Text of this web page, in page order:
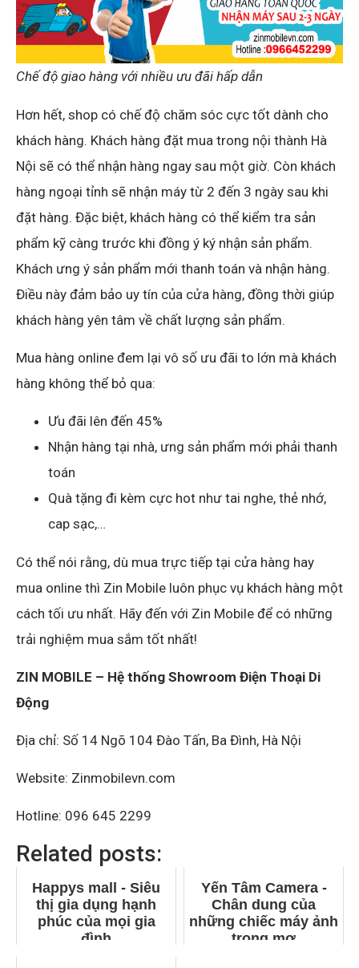
Chế độ giao hàng với nhiều ưu đãi hấp dẫn
Hơn hết, shop có chế độ chăm sóc cực tốt dành cho
khách hàng. Khách hàng đặt mua trong nội thành Hà
Nội sẽ có thể nhận hàng ngay sau một giờ. Còn khách
hàng ngoại tỉnh sẽ nhận máy từ 2 đến 3 ngày sau khi
đặt hàng. Đặc biệt, khách hàng có thể kiểm tra sản
phẩm kỹ càng trước khi đồng ý ký nhận sản phẩm.
Khách ưng ý sản phẩm mới thanh toán và nhận hàng.
Điều này đảm bảo uy tín của cửa hàng, đồng thời giúp
khách hàng yên tâm về chất lượng sản phẩm.
Mua hàng online đem lại vô số ưu đãi to lớn mà khách
hàng không thể bỏ qua:
Ưu đãi lên đến 45%
Nhận hàng tại nhà, ưng sản phẩm mới phải thanh
toán
Quà tặng đi kèm cực hot như tai nghe, thẻ nhớ,
cap sạc,…
Có thể nói rằng, dù mua trực tiếp tại cửa hàng hay
mua online thì Zin Mobile luôn phục vụ khách hàng một
cách tối ưu nhất. Hãy đến với Zin Mobile để có những
trải nghiệm mua sắm tốt nhất!
ZIN MOBILE – Hệ thống Showroom Điện Thoại Di
Động
Địa chỉ: Số 14 Ngõ 104 Đào Tấn, Ba Đình, Hà Nội
Website: Zinmobilevn.com
Hotline: 096 645 2299
Related posts:
Happys mall - Siêu
thị gia dụng hạnh
phúc của mọi gia
đình
Yến Tâm Camera -
Chân dung của
những chiếc máy ảnh
trong mơ